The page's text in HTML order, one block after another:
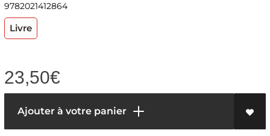
9782021412864
Livre
23,50€
Ajouter à votre panier